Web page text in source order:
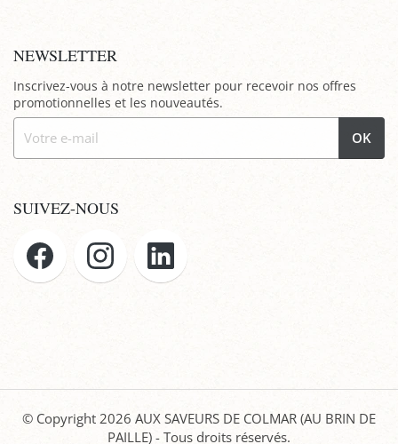
NEWSLETTER
Inscrivez-vous à notre newsletter pour recevoir nos offres
promotionnelles et les nouveautés.
OK
SUIVEZ-NOUS
© Copyright 2026 AUX SAVEURS DE COLMAR (AU BRIN DE
PAILLE) - Tous droits réservés.